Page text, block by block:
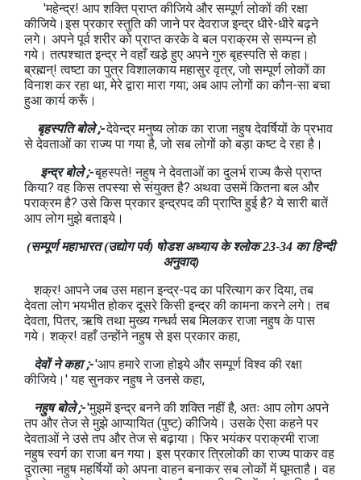
'महेन्द्र! आप शक्ति प्राप्त कीजिये और सम्पूर्ण लोकों की रक्षा
कीजिये।इस प्रकार स्तुति की जाने पर देवराज इन्द्र धीरे-धीरे बढ़ने
लगे। अपने पूर्व शरीर को प्राप्त करके वे बल पराक्रम से सम्पन्न हो
गये। तत्पश्चात इन्द्र ने वहाँ खडे़ हुए अपने गुरु बृहस्पति से कहा।
ब्रह्मन्! त्वष्टा का पुत्र विशालकाय महासुर वृत्र, जो सम्पूर्ण लोकों का
विनाश कर रहा था, मेरे द्वारा मारा गया; अब आप लोगों का कौन-सा बचा
हुआ कार्य करूँ।
बृहस्पति बोले ;-देवेन्द्र मनुष्य लोक का राजा नहुष देवर्षियों के प्रभाव
से देवताओं का राज्य पा गया है, जो सब लोगों को बड़ा कष्ट दे रहा है।
इन्द्र बोले ;-बृहस्पते! नहुष ने देवताओं का दुलर्भ राज्य कैसे प्राप्त
किया? वह किस तपस्या से संयुक्त है? अथवा उसमें कितना बल और
पराक्रम है? उसे किस प्रकार इन्द्रपद की प्राप्ति हुई है? ये सारी बातें
आप लोग मुझे बताइये।
(सम्पूर्ण महाभारत (उद्योग पर्व) षोडश अध्याय के श्लोक 23-34 का हिन्दी
अनुवाद)
शक्र! आपने जब उस महान इन्द्र-पद का परित्याग कर दिया, तब
देवता लोग भयभीत होकर दूसरे किसी इन्द्र की कामना करने लगे। तब
देवता, पितर, ऋषि तथा मुख्य गन्धर्व सब मिलकर राजा नहुष के पास
गये। शक्र! वहाँ उन्होंने नहुष से इस प्रकार कहा,
देवों ने कहा ;-'आप हमारे राजा होइये और सम्पूर्ण विश्व की रक्षा
कीजिये।' यह सुनकर नहुष ने उनसे कहा,
नहुष बोले ;-'मुझमें इन्द्र बनने की शक्ति नहीं है, अतः आप लोग अपने
तप और तेज से मुझे आप्यायित (पुष्ट) कीजिये। उसके ऐसा कहने पर
देवताओं ने उसे तप और तेज से बढ़ाया। फिर भयंकर पराक्रमी राजा
नहुष स्वर्ग का राजा बन गया। इस प्रकार त्रिलोकी का राज्य पाकर वह
दुरात्मा नहुष महर्षियों को अपना वाहन बनाकर सब लोकों में घूमताहै। वह